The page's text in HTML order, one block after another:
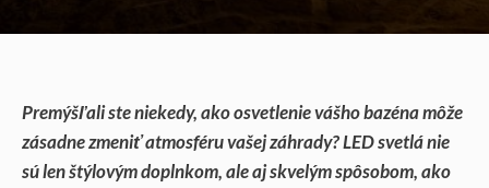
Premýšľali ste niekedy, ako osvetlenie vášho bazéna môže
zásadne zmeniť atmosféru vašej záhrady? LED svetlá nie
sú len štýlovým doplnkom, ale aj skvelým spôsobom, ako